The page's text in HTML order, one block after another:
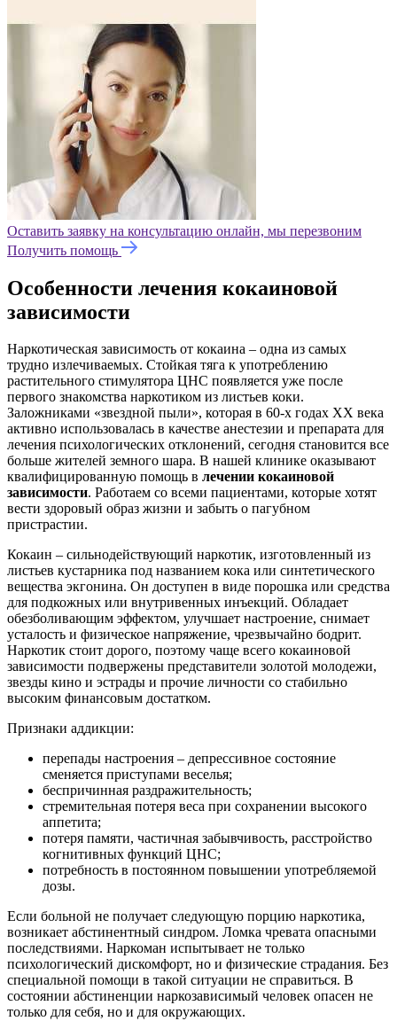
Оставить заявку на консультацию онлайн, мы перезвоним
Получить помощь
Особенности лечения кокаиновой
зависимости
Наркотическая зависимость от кокаина – одна из самых
трудно излечиваемых. Стойкая тяга к употреблению
растительного стимулятора ЦНС появляется уже после
первого знакомства наркотиком из листьев коки.
Заложниками «звездной пыли», которая в 60-х годах XX века
активно использовалась в качестве анестезии и препарата для
лечения психологических отклонений, сегодня становится все
больше жителей земного шара. В нашей клинике оказывают
квалифицированную помощь в лечении кокаиновой
зависимости. Работаем со всеми пациентами, которые хотят
вести здоровый образ жизни и забыть о пагубном
пристрастии.
Кокаин – сильнодействующий наркотик, изготовленный из
листьев кустарника под названием кока или синтетического
вещества экгонина. Он доступен в виде порошка или средства
для подкожных или внутривенных инъекций. Обладает
обезболивающим эффектом, улучшает настроение, снимает
усталость и физическое напряжение, чрезвычайно бодрит.
Наркотик стоит дорого, поэтому чаще всего кокаиновой
зависимости подвержены представители золотой молодежи,
звезды кино и эстрады и прочие личности со стабильно
высоким финансовым достатком.
Признаки аддикции:
перепады настроения – депрессивное состояние
сменяется приступами веселья;
беспричинная раздражительность;
стремительная потеря веса при сохранении высокого
аппетита;
потеря памяти, частичная забывчивость, расстройство
когнитивных функций ЦНС;
потребность в постоянном повышении употребляемой
дозы.
Если больной не получает следующую порцию наркотика,
возникает абстинентный синдром. Ломка чревата опасными
последствиями. Наркоман испытывает не только
психологический дискомфорт, но и физические страдания. Без
специальной помощи в такой ситуации не справиться. В
состоянии абстиненции наркозависимый человек опасен не
только для себя, но и для окружающих.